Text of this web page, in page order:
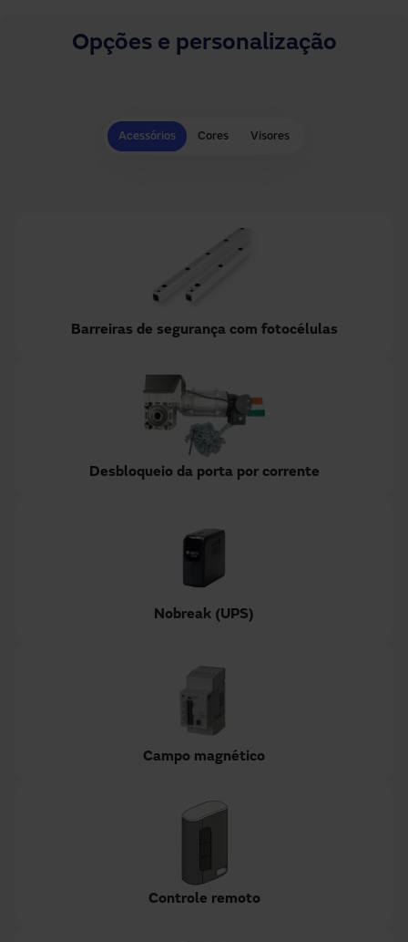
Opções e personalização
Acessórios Cores Visores
Barreiras de segurança com fotocélulas
Desbloqueio da porta por corrente
Nobreak (UPS)
Campo magnético
Controle remoto